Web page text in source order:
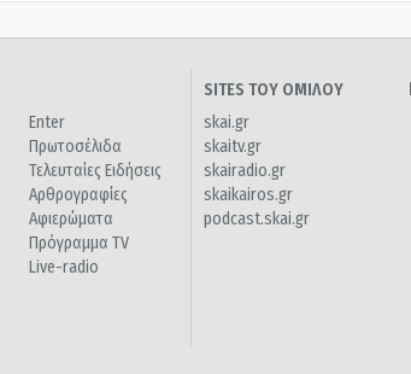
Enter
Πρωτοσέλιδα
Τελευταίες Ειδήσεις
Αρθρογραφίες
Αφιερώματα
Πρόγραμμα TV
Live-radio
SITES ΤΟΥ ΟΜΙΛΟΥ
skai.gr
skaitv.gr
skairadio.gr
skaikairos.gr
podcast.skai.gr